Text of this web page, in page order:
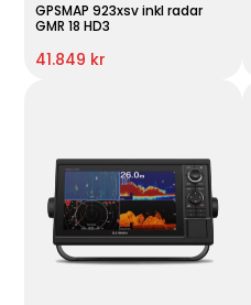
GPSMAP 923xsv inkl radar
GMR 18 HD3
41.849 kr